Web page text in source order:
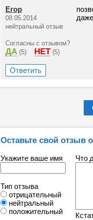
Егор
08.05.2014
нейтральный отзыв
Согласны с отзывом?
ДА (5) НЕТ (5)
Ответить
Оставьте свой отзыв
Укажите ваше имя
Тип отзыва
отрицательный
нейтральный
положительный
Что